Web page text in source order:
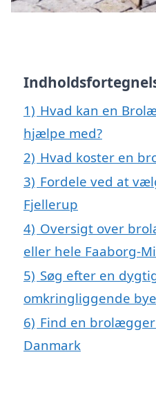
1) Hvad kan en
hjælpe med?
2) Hvad koster en
3) Fordele ved at
Fjellerup
4) Oversigt over
eller hele Faaborg-
5) Søg efter en
omkringliggende
6) Find en
Danmark